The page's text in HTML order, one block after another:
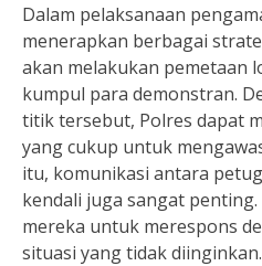
Dalam pelaksanaan
menerapkan berbagai
akan melakukan pemetaan
kumpul para demonstran.
titik tersebut, Polres dapat
yang cukup untuk
itu, komunikasi antara
kendali juga sangat
mereka untuk merespons
situasi yang tidak diinginkan.